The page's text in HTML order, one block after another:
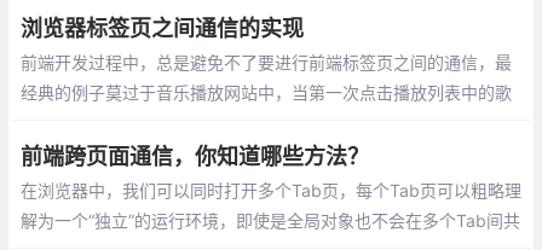
浏览器标签页之间通信的实现
前端开发过程中，总是避免不了要进行前端标签页之间的通信，最
经典的例子莫过于音乐播放网站中，当第一次点击播放列表中的歌
歌曲播放时
前端跨页面通信，你知道哪些方法？
在浏览器中，我们可以同时打开多个Tab页，每个Tab页可以粗略理
解为一个“独立”的运行环境，即使是全局对象也不会在多个Tab间共